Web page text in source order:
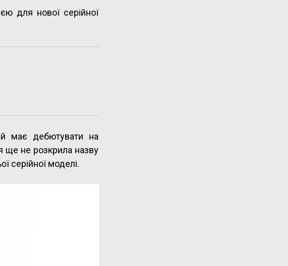
для нової серійної
має дебютувати на
ще не розкрила назву
серійної моделі.